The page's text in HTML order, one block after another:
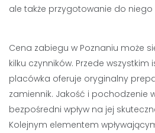
ale także przygotowanie do
Cena zabiegu w Poznaniu może
kilku czynników. Przede wszystkim
placówka oferuje oryginalny
zamiennik. Jakość i pochodzenie
bezpośredni wpływ na jej
Kolejnym elementem